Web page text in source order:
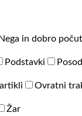
Nega in dobro
Podstavki
Ovratni
Žar